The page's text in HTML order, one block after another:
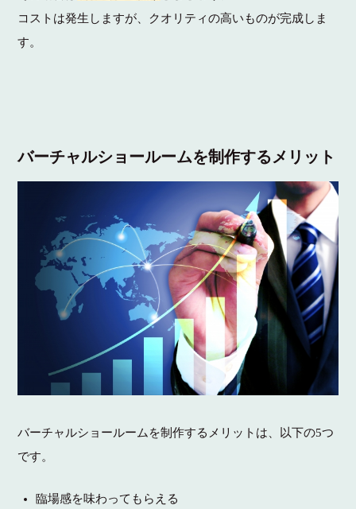
コストは発生しますが、クオリティの高いものが完成しま
す。
バーチャルショールームを制作するメリット
バーチャルショールームを制作するメリットは、以下の5つ
です。
臨場感を味わってもらえる